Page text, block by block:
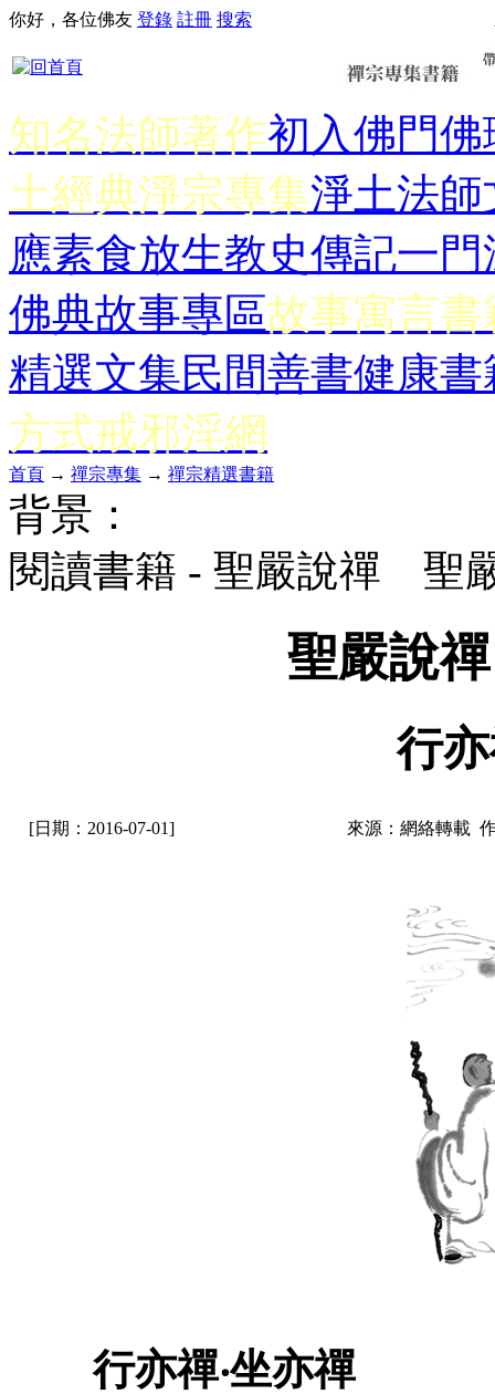
你好，各位佛友 登錄 註冊 搜索
知名法師著作初入佛門佛
土經典淨宗專集淨土法師
應素食放生教史傳記一門
佛典故事專區故事寓言書
精選文集民間善書健康書
方式戒邪淫網
首頁 → 禪宗專集 → 禪宗精選書籍
背景：
閱讀書籍 - 聖嚴說禪 聖
聖嚴說
行
[日期：2016-07-01] 來源：網絡轉載
行亦禪‧坐亦禪